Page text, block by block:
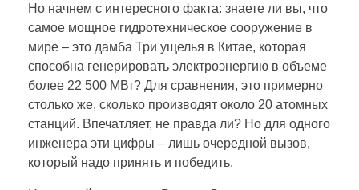
Но начнем с интересного факта: знаете ли вы, что
самое мощное гидротехническое сооружение в
мире – это дамба Три ущелья в Китае, которая
способна генерировать электроэнергию в объеме
более 22 500 МВт? Для сравнения, это примерно
столько же, сколько производят около 20 атомных
станций. Впечатляет, не правда ли? Но для одного
инженера эти цифры – лишь очередной вызов,
который надо принять и победить.